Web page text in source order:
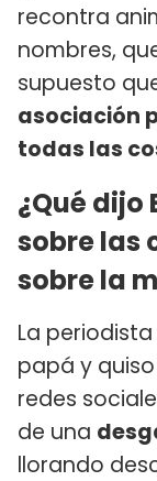
recontra
nombres,
supuesto
asociación
todas las
¿Qué dijo
sobre las
sobre la
La
papá y
redes
de una
llorando